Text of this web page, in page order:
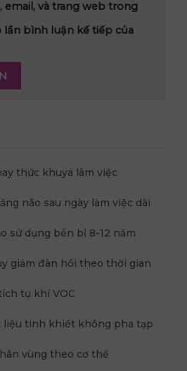
email, và trang web trong
lần bình luận kế tiếp của
thức khuya làm việc
não sau ngày làm việc dài
sử dụng bền bỉ 8-12 năm
giảm đàn hồi theo thời gian
tụ khí VOC
liệu tinh khiết không pha tạp
vùng theo cơ thể